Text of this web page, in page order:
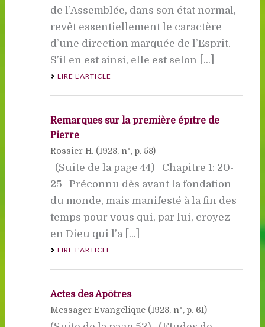
de l’Assemblée, dans son état normal,
revêt essentiellement le caractère
d’une direction marquée de l’Esprit.
S’il en est ainsi, elle est selon [...]
LIRE L'ARTICLE
Remarques sur la première épître de
Pierre
Rossier H. (1928, n°, p. 58)
(Suite de la page 44) Chapitre 1: 20-
25 Préconnu dès avant la fondation
du monde, mais manifesté à la fin des
temps pour vous qui, par lui, croyez
en Dieu qui l’a [...]
LIRE L'ARTICLE
Actes des Apôtres
Messager Evangélique (1928, n°, p. 61)